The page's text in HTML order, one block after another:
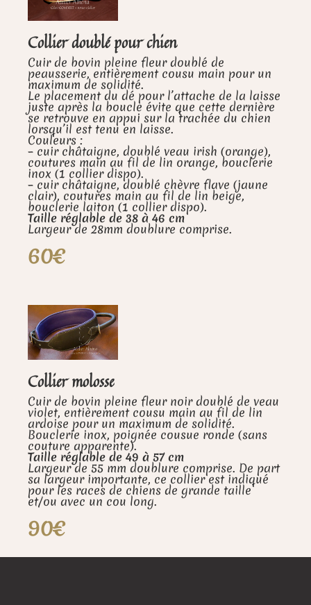
Collier doublé pour chien
Cuir de bovin pleine fleur doublé de
peausserie, entièrement cousu main pour un
maximum de solidité.
Le placement du dé pour l’attache de la laisse
juste après la boucle évite que cette dernière
se retrouve en appui sur la trachée du chien
lorsqu’il est tenu en laisse.
Couleurs :
– cuir châtaigne, doublé veau irish (orange),
coutures main au fil de lin orange, bouclerie
inox (1 collier dispo).
– cuir châtaigne, doublé chèvre flave (jaune
clair), coutures main au fil de lin beige,
bouclerie laiton (1 collier dispo).
Taille réglable de 38 à 46 cm
Largeur de 28mm doublure comprise.
60€
Collier molosse
Cuir de bovin pleine fleur noir doublé de veau
violet, entièrement cousu main au fil de lin
ardoise pour un maximum de solidité.
Bouclerie inox, poignée cousue ronde (sans
couture apparente).
Taille réglable de 49 à 57 cm
Largeur de 55 mm doublure comprise. De part
sa largeur importante, ce collier est indiqué
pour les races de chiens de grande taille
et/ou avec un cou long.
90€